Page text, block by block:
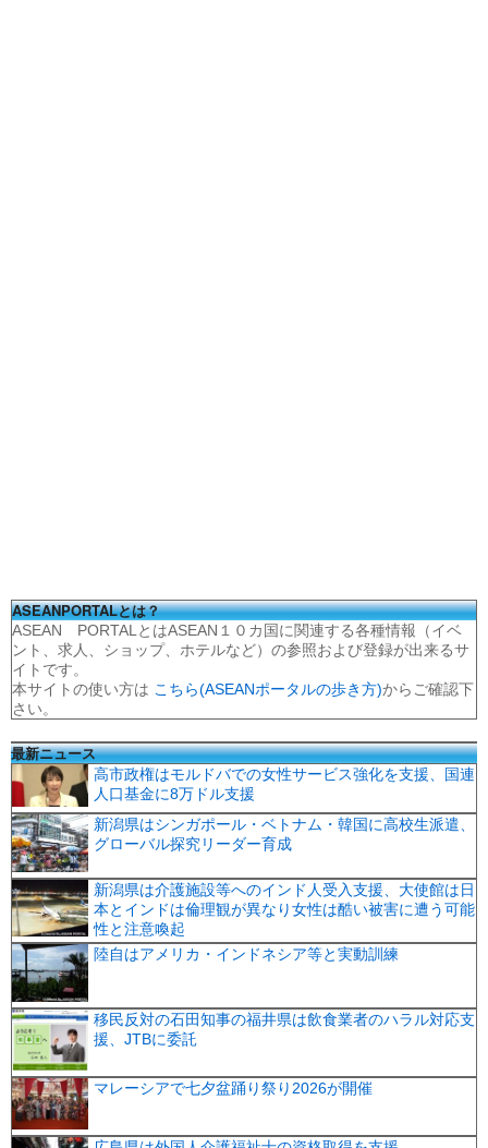
ASEANPORTALとは？
ASEAN PORTALとはASEAN１０カ国に関連する各種情報（イベ
ント、求人、ショップ、ホテルなど）の参照および登録が出来るサ
イトです。
本サイトの使い方は こちら(ASEANポータルの歩き方)からご確認下
さい。
最新ニュース
高市政権はモルドバでの女性サービス強化を支援、国連
人口基金に8万ドル支援
新潟県はシンガポール・ベトナム・韓国に高校生派遣、
グローバル探究リーダー育成
新潟県は介護施設等へのインド人受入支援、大使館は日
本とインドは倫理観が異なり女性は酷い被害に遭う可能
性と注意喚起
陸自はアメリカ・インドネシア等と実動訓練
移民反対の石田知事の福井県は飲食業者のハラル対応支
援、JTBに委託
マレーシアで七夕盆踊り祭り2026が開催